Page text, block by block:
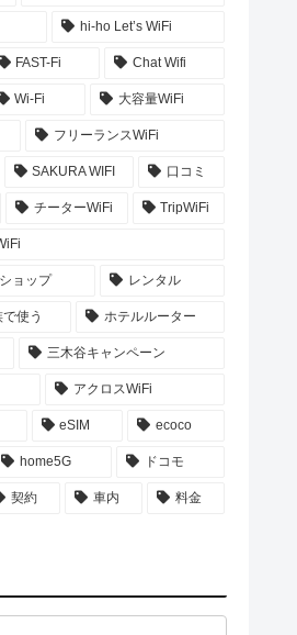
hi-ho Let’s WiFi
FAST-Fi Chat Wifi
Wi-Fi 大容量WiFi
フリーランスWiFi
SAKURA WIFI 口コミ
チーターWiFi TripWiFi
ョップ レンタル
使う ホテルルーター
三木谷キャンペーン
アクロスWiFi
eSIM ecoco
home5G ドコモ
契約 車内 料金